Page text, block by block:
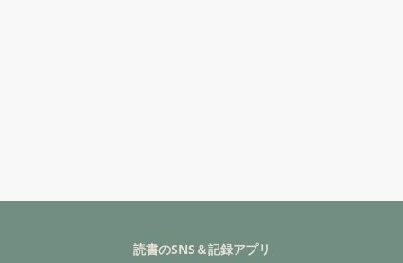
読書のSNS＆記録アプリ